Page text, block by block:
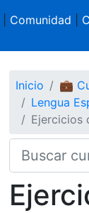
Comunidad
Inicio 💼
Lengua
Ejercicios